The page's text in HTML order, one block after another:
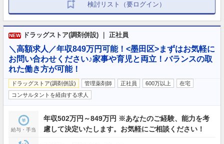
検討リスト（要ログイン）
NEW ドラッグストア(調剤併設) ｜ 正社員
＼高額求人／年収849万円可能！<墨田区>まずはお気軽に
お問い合わせください♪家事や育児と両立！バランスの取
れた働き方が可能！
ドラッグストア(調剤併設) 管理薬剤師 正社員 600万以上
在宅
コンサルタントを経由する求人
給与・手当
年収502万円～849万円 ※あなたのご経験、能力を考
慮して決定いたします。お気軽にご相談ください！